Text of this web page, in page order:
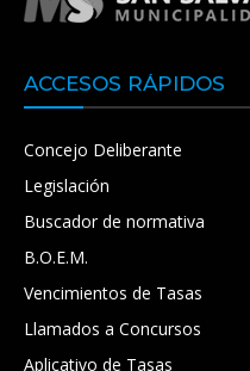
ACCESOS RÁPIDOS
Concejo Deliberante
Legislación
Buscador de normativa
B.O.E.M.
Vencimientos de Tasas
Llamados a Concursos
Aplicativo de Tasas